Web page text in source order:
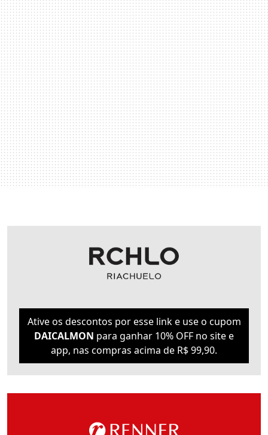
Ative os descontos por esse link e use o cupom
DAICALMON para ganhar 10% OFF no site e
app, nas compras acima de R$ 99,90.